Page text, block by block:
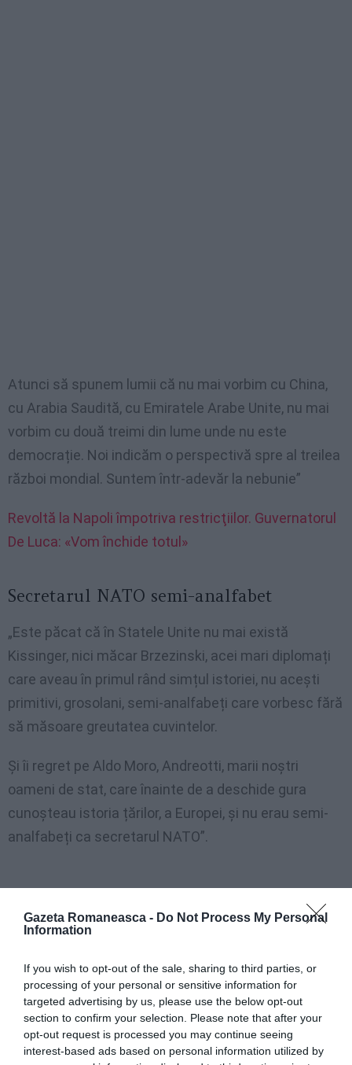
Gazeta Romaneasca - Do Not Process My Personal
Information
If you wish to opt-out of the sale, sharing to third parties, or
processing of your personal or sensitive information for
targeted advertising by us, please use the below opt-out
section to confirm your selection. Please note that after your
opt-out request is processed you may continue seeing
interest-based ads based on personal information utilized by
Atunci să spunem lumii că nu mai vorbim cu China,
cu Arabia Saudită, cu Emiratele Arabe Unite, nu mai
vorbim cu două treimi din lume unde nu este
democrație. Noi indicăm o perspectivă spre al treilea
război mondial. Suntem într-adevăr la nebunie”
Revoltă la Napoli împotriva restricţiilor. Guvernatorul
De Luca: «Vom închide totul»
Secretarul NATO semi-analfabet
„Este păcat că în Statele Unite nu mai există
Kissinger, nici măcar Brzezinski, acei mari diplomați
care aveau în primul rând simțul istoriei, nu acești
primitivi, grosolani, semi-analfabeți care vorbesc fără
să măsoare greutatea cuvintelor.
Și îi regret pe Aldo Moro, Andreotti, marii noștri
oameni de stat, care înainte de a deschide gura
cunoșteau istoria țărilor, a Europei, și nu erau semi-
analfabeți ca secretarul NATO”.